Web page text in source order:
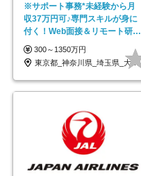
※サポート事務*未経験から月
収37万円可♪専門スキルが身に
付く！Web面接＆リモート研修
も充実♪/a
300～1350万円
東京都_神奈川県_埼玉県_大阪府_愛知県…